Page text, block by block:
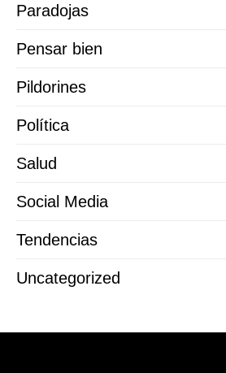
Paradojas
Pensar bien
Pildorines
Política
Salud
Social Media
Tendencias
Uncategorized